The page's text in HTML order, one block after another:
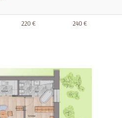
220 € 240 €